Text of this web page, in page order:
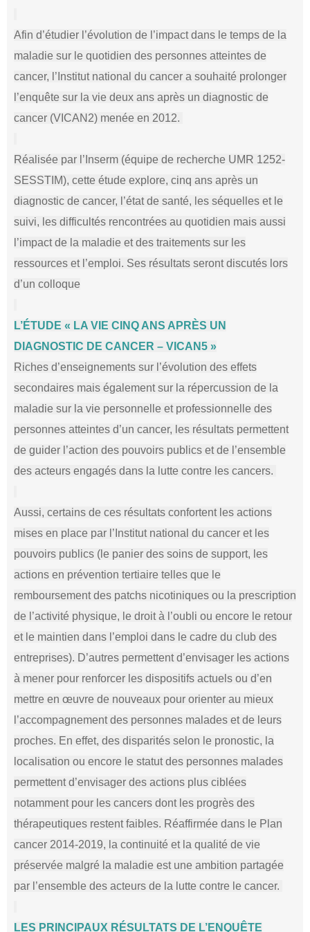
Afin d’étudier l’évolution de l’impact dans le temps de la
maladie sur le quotidien des personnes atteintes de
cancer, l’Institut national du cancer a souhaité prolonger
l’enquête sur la vie deux ans après un diagnostic de
cancer (VICAN2) menée en 2012.
Réalisée par l’Inserm (équipe de recherche UMR 1252-
SESSTIM), cette étude explore, cinq ans après un
diagnostic de cancer, l’état de santé, les séquelles et le
suivi, les difficultés rencontrées au quotidien mais aussi
l’impact de la maladie et des traitements sur les
ressources et l’emploi. Ses résultats seront discutés lors
d’un colloque
L’ÉTUDE « LA VIE CINQ ANS APRÈS UN
DIAGNOSTIC DE CANCER – VICAN5 »
Riches d’enseignements sur l’évolution des effets
secondaires mais également sur la répercussion de la
maladie sur la vie personnelle et professionnelle des
personnes atteintes d’un cancer, les résultats permettent
de guider l’action des pouvoirs publics et de l’ensemble
des acteurs engagés dans la lutte contre les cancers.
Aussi, certains de ces résultats confortent les actions
mises en place par l’Institut national du cancer et les
pouvoirs publics (le panier des soins de support, les
actions en prévention tertiaire telles que le
remboursement des patchs nicotiniques ou la prescription
de l’activité physique, le droit à l’oubli ou encore le retour
et le maintien dans l’emploi dans le cadre du club des
entreprises). D’autres permettent d’envisager les actions
à mener pour renforcer les dispositifs actuels ou d’en
mettre en œuvre de nouveaux pour orienter au mieux
l’accompagnement des personnes malades et de leurs
proches. En effet, des disparités selon le pronostic, la
localisation ou encore le statut des personnes malades
permettent d’envisager des actions plus ciblées
notamment pour les cancers dont les progrès des
thérapeutiques restent faibles. Réaffirmée dans le Plan
cancer 2014-2019, la continuité et la qualité de vie
préservée malgré la maladie est une ambition partagée
par l’ensemble des acteurs de la lutte contre le cancer.
LES PRINCIPAUX RÉSULTATS DE L’ENQUÊTE